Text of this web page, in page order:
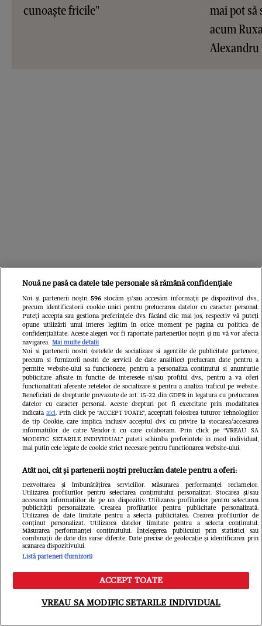
cunoaște fricile"
mai pot să
acum
Alexandru
Citește în continuare
Ce s-a întâmplat cu Maria Covasa și
Dani Boy după Insula iubirii. Fosta
concurentă și-a schimbat radical
imaginea, iar el se pregătește să se
Meniu Caută
Nouă ne pasă ca datele tale personale să rămână confidențiale
Noi și partenerii noștri 596stocăm și/sau accesăm informații pe dispozitivul dvs.,
precum identificatorii cookie unici pentru prelucrarea datelor cu caracter personal.
Puteți accepta sau gestiona preferințele dvs. făcând clic mai jos, respectiv vă puteți
opune utilizării unui interes legitim în orice moment pe pagina cu politica de
confidențialitate. Aceste alegeri vor fi raportate partenerilor noștri și nu vă vor afecta
navigarea. Mai multe detalii
Noi si partenerii nostri (retelele de socializare si agentiile de publicitate partenere,
precum si furnizorii nostri de servicii de date analitice) prelucram date pentru a
permite website-ului sa functioneze, pentru a personaliza continutul si anunturile
publicitare afisate in functie de interesele si/sau profilul dvs., pentru a va oferi
functionalitati aferente retelelor de socializare si pentru a analiza traficul pe website.
Beneficiati de drepturile prevazute de art. 15-22 din GDPR in legatura cu prelucrarea
datelor cu caracter personal. Aceste drepturi pot fi exercitate prin modalitatea
indicataaici. Prin click pe “ACCEPT TOATE”, acceptati folosirea tuturor Tehnologiilor
de tip Cookie, care implica inclusiv acceptul dvs. cu privire la stocarea/accesarea
informatiilor de catre Vendor-ii cu care colaboram. Prin click pe “VREAU SA
MODIFIC SETARILE INDIVIDUAL” puteti schimba preferintele in mod individual,
mai putin cele legate de cookie strict necesare pentru functionarea website-ului.
Atât noi, cât și partenerii noștri prelucrăm datele pentru a oferi:
Dezvoltarea și îmbunătățirea serviciilor. Măsurarea performanței reclamelor.
Utilizarea profilurilor pentru selectarea conținutului personalizat. Stocarea și/sau
accesarea informațiilor de pe un dispozitiv. Utilizarea profilurilor pentru selectarea
publicității personalizate. Crearea profilurilor pentru publicitate personalizată.
Utilizarea de date limitate pentru a selecta publicitatea. Crearea profilurilor de
conținut personalizat. Utilizarea datelor limitate pentru a selecta conținutul.
Măsurarea performanței conținutului. Înțelegerea publicului prin statistici sau
combinații de date din surse diferite. Date precise de geolocație și identificarea prin
scanarea dispozitivului.
Listă parteneri (furnizori)
ACCEPT TOATE
VREAU SA MODIFIC SETARILE INDIVIDUAL